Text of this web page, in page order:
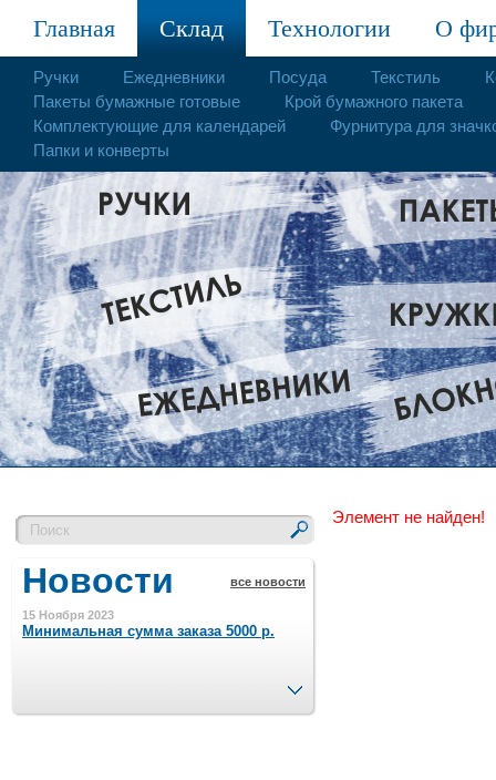
Главная Склад Технологии О
Ручки Ежедневники Посуда Текстиль
Пакеты бумажные готовые
Крой бумажного пакета
Комплектующие для календарей
Фурнитура для
Папки и конверты
Новости все новости
15 Ноября 2023
Минимальная сумма заказа 5000 р.
Шляпные коробочки производим
Элемент не найден!